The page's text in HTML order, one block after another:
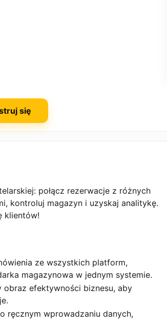
się
połącz rezerwacje z różnych
kontroluj magazyn i uzyskaj analitykę.
klientów!
ze wszystkich platform,
magazynowa w jednym systemie.
efektywności biznesu, aby
ręcznym wprowadzaniu danych,